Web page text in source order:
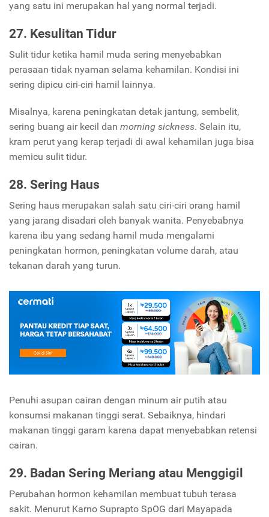
yang satu ini merupakan hal yang normal terjadi.
27. Kesulitan Tidur
Sulit tidur ketika hamil muda sering menyebabkan
perasaan tidak nyaman selama kehamilan. Kondisi ini
sering dipicu ciri-ciri hamil lainnya.
Misalnya, karena peningkatan detak jantung, sembelit,
sering buang air kecil dan morning sickness. Selain itu,
kram perut yang kerap terjadi di awal kehamilan juga bisa
memicu sulit tidur.
28. Sering Haus
Sering haus merupakan salah satu ciri-ciri orang hamil
yang jarang disadari oleh banyak wanita. Penyebabnya
karena ibu yang sedang hamil muda mengalami
peningkatan hormon, peningkatan volume darah, atau
tekanan darah yang turun.
Penuhi asupan cairan dengan minum air putih atau
konsumsi makanan tinggi serat. Sebaiknya, hindari
makanan tinggi garam karena dapat menyebabkan retensi
cairan.
29. Badan Sering Meriang atau Menggigil
Perubahan hormon kehamilan membuat tubuh terasa
sakit. Menurut Karno Suprapto SpOG dari Mayapada